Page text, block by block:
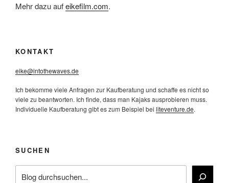
Mehr dazu aufeikefilm.com.
KONTAKT
eike@intothewaves.de
Ich bekomme viele Anfragen zur Kaufberatung und schaffe es nicht so
viele zu beantworten. Ich finde, dass man Kajaks ausprobieren muss.
Individuelle Kaufberatung gibt es zum Beispiel bei liteventure.de.
SUCHEN